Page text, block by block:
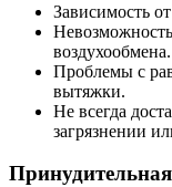
Зависимость
воздухообмена.
Проблемы с
вытяжки.
Не всегда
загрязнении